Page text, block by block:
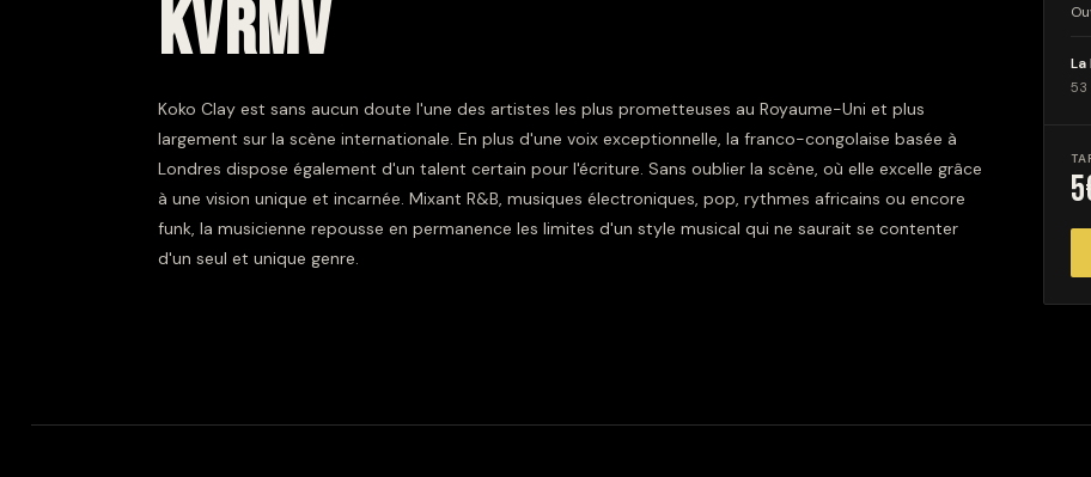
KVRMV
Koko Clay est sans aucun doute l'une des artistes les plus prometteuses au Royaume-Uni et plus
largement sur la scène internationale. En plus d'une voix exceptionnelle, la franco-congolaise basée à
Londres dispose également d'un talent certain pour l'écriture. Sans oublier la scène, où elle excelle grâce
à une vision unique et incarnée. Mixant R&B, musiques électroniques, pop, rythmes africains ou encore
funk, la musicienne repousse en permanence les limites d'un style musical qui ne saurait se contenter
d'un seul et unique genre.
La
53